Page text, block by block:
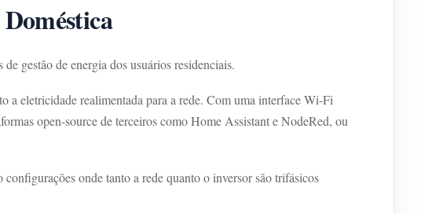
gestão de energia dos usuários residenciais.
a eletricidade realimentada para a rede. Com uma interface Wi-Fi
open-source de terceiros como Home Assistant e NodeRed, ou
onde tanto a rede quanto o inversor são trifásicos